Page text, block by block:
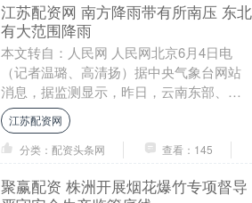
江苏配资网 南方降雨带有所南压 东北
有大范围降雨
本文转自：人民网 人民网北京6月4日电
（记者温璐、高清扬）据中央气象台网站
消息，据监测显示，昨日，云南东部、贵
州南部、广西西北部、湖南中部、江西北
部、安徽南部....
江苏配资网
分类：配资头条网
查看：145
聚赢配资 株洲开展烟花爆竹专项督导